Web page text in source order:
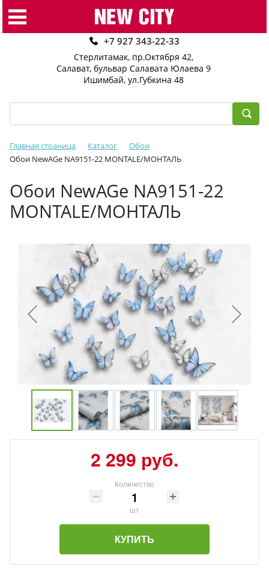
+7 927 343-22-33
Стерлитамак, пр.Октября 42,
Салават, бульвар Салавата Юлаева 9
Ишимбай, ул.Губкина 48
Главная страница Каталог
Обои
Обои NewAGe NA9151-22 MONTALE/МОНТАЛЬ
Обои NewAGe NA9151-22
MONTALE/МОНТАЛЬ
2 299 руб.
Количество
шт
КУПИТЬ